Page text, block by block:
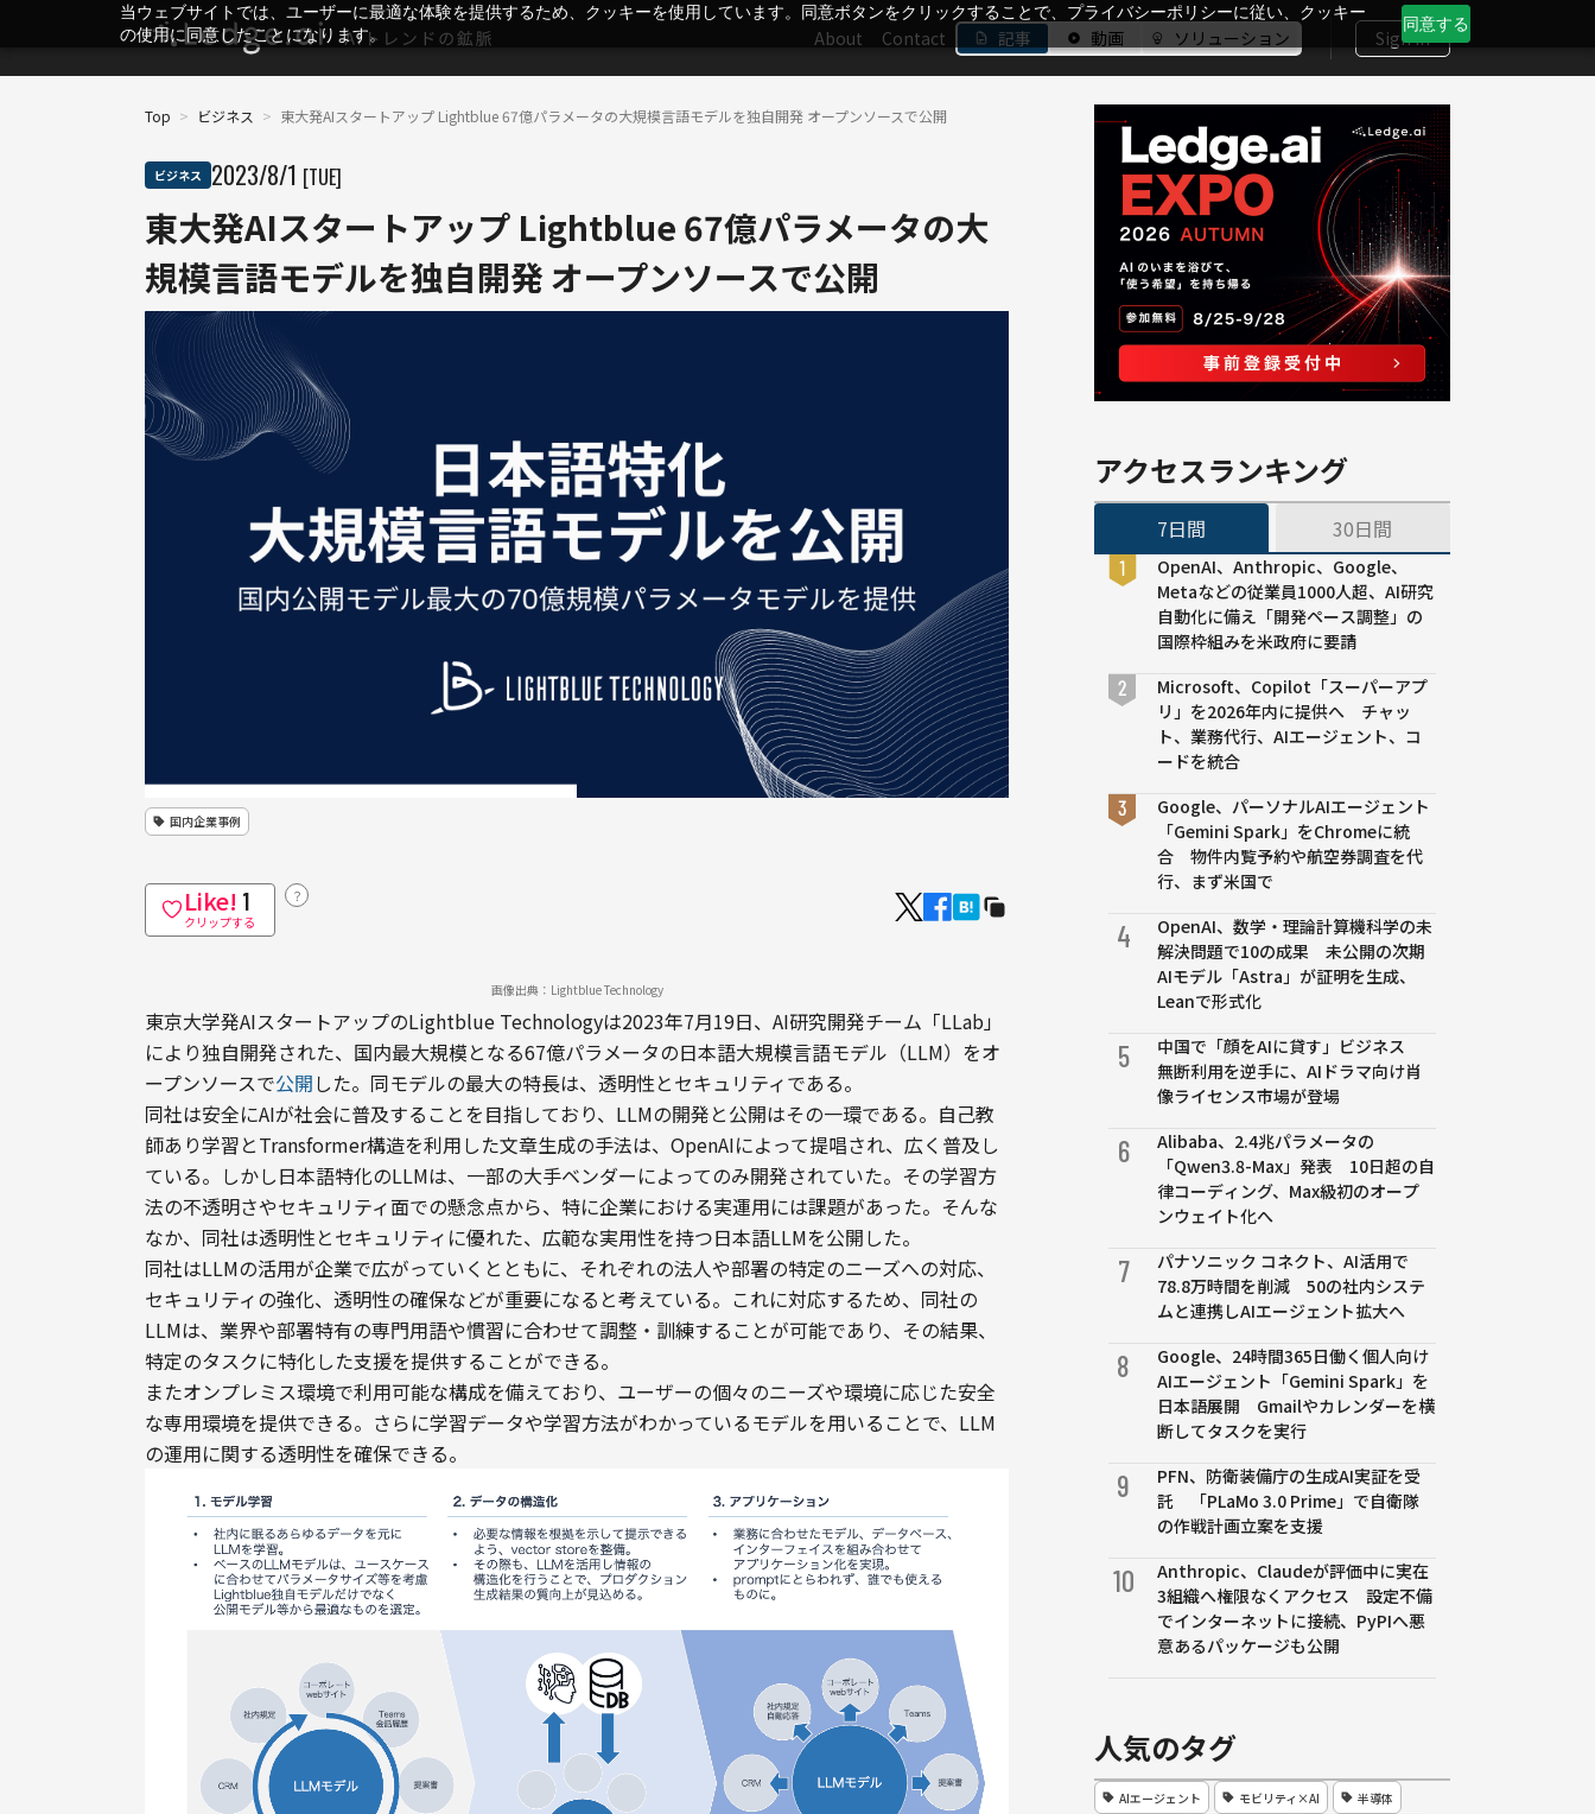
当ウェブサイトでは、ユーザーに最適な体験を提供するため、クッキーを使用しています。同意ボタンをクリックすることで、プライバシーポリシーに従い、クッキー
の使用に同意したことになります。
同意する
About Contact 記事 動画 ソリューション Sign In
Top > ビジネス > 東大発AIスタートアップ Lightblue 67億パラメータの大規模言語モデルを独自開発 オープンソースで公開
ビジネス 2023/8/1 [TUE]
東大発AIスタートアップ Lightblue 67億パラメータの大
規模言語モデルを独自開発 オープンソースで公開
国内企業事例
Like! 1
クリップする
？
画像出典：Lightblue Technology
東京大学発AIスタートアップのLightblue Technologyは2023年7月19日、AI研究開発チーム「LLab」
により独自開発された、国内最大規模となる67億パラメータの日本語大規模言語モデル（LLM）をオ
ープンソースで公開した。同モデルの最大の特長は、透明性とセキュリティである。
同社は安全にAIが社会に普及することを目指しており、LLMの開発と公開はその一環である。自己教
師あり学習とTransformer構造を利用した文章生成の手法は、OpenAIによって提唱され、広く普及し
ている。しかし日本語特化のLLMは、一部の大手ベンダーによってのみ開発されていた。その学習方
法の不透明さやセキュリティ面での懸念点から、特に企業における実運用には課題があった。そんな
なか、同社は透明性とセキュリティに優れた、広範な実用性を持つ日本語LLMを公開した。
同社はLLMの活用が企業で広がっていくとともに、それぞれの法人や部署の特定のニーズへの対応、
セキュリティの強化、透明性の確保などが重要になると考えている。これに対応するため、同社の
LLMは、業界や部署特有の専門用語や慣習に合わせて調整・訓練することが可能であり、その結果、
特定のタスクに特化した支援を提供することができる。
またオンプレミス環境で利用可能な構成を備えており、ユーザーの個々のニーズや環境に応じた安全
な専用環境を提供できる。さらに学習データや学習方法がわかっているモデルを用いることで、LLM
アクセスランキング
7日間 30日間
OpenAI、Anthropic、Google、
Metaなどの従業員1000人超、AI研究
自動化に備え「開発ペース調整」の
国際枠組みを米政府に要請
Microsoft、Copilot「スーパーアプ
リ」を2026年内に提供へ チャッ
ト、業務代行、AIエージェント、コ
ードを統合
Google、パーソナルAIエージェント
「Gemini Spark」をChromeに統
合 物件内覧予約や航空券調査を代
行、まず米国で
4
OpenAI、数学・理論計算機科学の未
解決問題で10の成果 未公開の次期
AIモデル「Astra」が証明を生成、
Leanで形式化
5
中国で「顔をAIに貸す」ビジネス
無断利用を逆手に、AIドラマ向け肖
像ライセンス市場が登場
6
Alibaba、2.4兆パラメータの
「Qwen3.8-Max」発表 10日超の自
律コーディング、Max級初のオープ
ンウェイト化へ
7
パナソニック コネクト、AI活用で
78.8万時間を削減 50の社内システ
ムと連携しAIエージェント拡大へ
8
Google、24時間365日働く個人向け
AIエージェント「Gemini Spark」を
日本語展開 Gmailやカレンダーを横
断してタスクを実行
9
PFN、防衛装備庁の生成AI実証を受
託 「PLaMo 3.0 Prime」で自衛隊
の作戦計画立案を支援
10
Anthropic、Claudeが評価中に実在
3組織へ権限なくアクセス 設定不備
でインターネットに接続、PyPIへ悪
意あるパッケージも公開
人気のタグ
AIエージェント モビリティ×AI
半導体